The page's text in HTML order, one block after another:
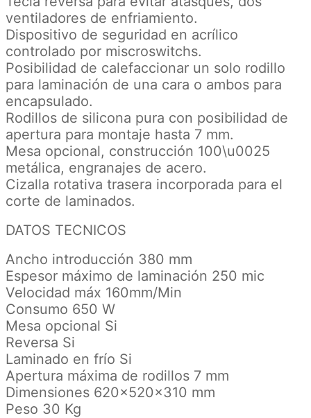
ventiladores de enfriamiento.
Dispositivo de seguridad en acrílico
controlado por miscroswitchs.
Posibilidad de calefaccionar un solo rodillo
para laminación de una cara o ambos para
encapsulado.
Rodillos de silicona pura con posibilidad de
apertura para montaje hasta 7 mm.
Mesa opcional, construcción 100\u0025
metálica, engranajes de acero.
Cizalla rotativa trasera incorporada para el
corte de laminados.
DATOS TECNICOS
Ancho introducción 380 mm
Espesor máximo de laminación 250 mic
Velocidad máx 160mm/Min
Consumo 650 W
Mesa opcional Si
Reversa Si
Laminado en frío Si
Apertura máxima de rodillos 7 mm
Dimensiones 620x520x310 mm
Peso 30 Kg